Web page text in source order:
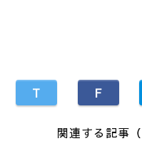
T F
関連する記事